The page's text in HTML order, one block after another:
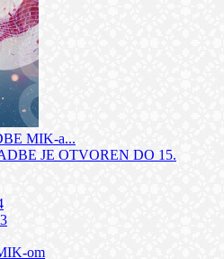
MIK-a...
JE OTVOREN DO 15.
om